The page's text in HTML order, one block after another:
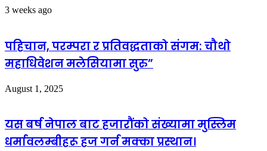
3 weeks ago
पहिचान, परम्परा र प्रतिवद्धताको संगम: चौथो
महाधिवेशन मलेसियामा सुरु”
August 1, 2025
यस बर्ष नेपाल बाट हजारौंको संख्यामा मुस्लिम
धर्मावलम्बीहरू हज गर्न मक्का प्रस्थान।